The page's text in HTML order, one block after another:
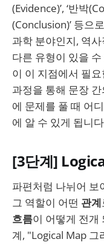
(Evidence)’, ‘반박
(Conclusion)’ 등으
과학 분야인지, 역
다른 유형이 있을
이 이 지점에서 필
과정을 통해 문장
에 문제를 풀 때 어
에 알 수 있게 됩니
[3단계]
파편처럼 나뉘어 보
그 역할이 어떤 관계
흐름이 어떻게 전개
계, "Logical Map